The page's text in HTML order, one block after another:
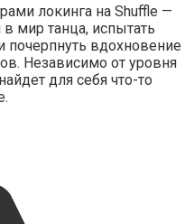
локинга на Shuffle —
мир танца, испытать
почерпнуть вдохновение
Независимо от уровня
для себя что-то